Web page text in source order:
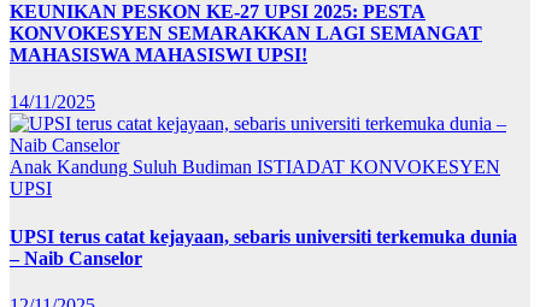
KEUNIKAN PESKON KE-27 UPSI 2025: PESTA
KONVOKESYEN SEMARAKKAN LAGI SEMANGAT
MAHASISWA MAHASISWI UPSI!
14/11/2025
Anak Kandung Suluh Budiman ISTIADAT KONVOKESYEN
UPSI
UPSI terus catat kejayaan, sebaris universiti terkemuka dunia
– Naib Canselor